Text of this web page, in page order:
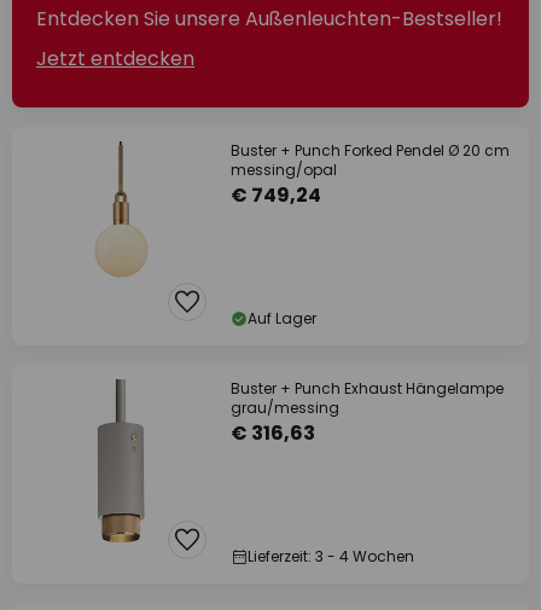
Entdecken Sie unsere Außenleuchten-Bestseller!
Jetzt entdecken
Buster + Punch Forked Pendel Ø 20 cm
messing/opal
€ 749,24
Auf Lager
Buster + Punch Exhaust Hängelampe
grau/messing
€ 316,63
Lieferzeit: 3 - 4 Wochen